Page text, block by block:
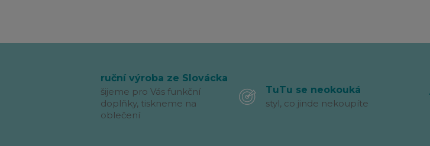
ruční výroba ze Slovácka
šijeme pro Vás funkční
doplňky, tiskneme na
oblečení
TuTu se neokouká
styl, co jinde nekoupíte